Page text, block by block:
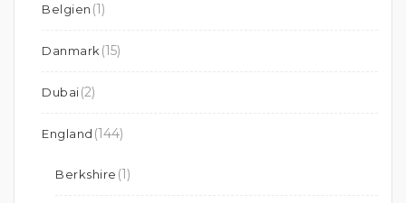
Belgien (1)
Danmark (15)
Dubai(2)
England (144)
Berkshire (1)